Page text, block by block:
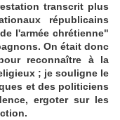
transcrit plus
républicains
l'armée chrétienne"
On était donc
reconnaître à la
; je souligne le
et des politiciens
ergoter sur les